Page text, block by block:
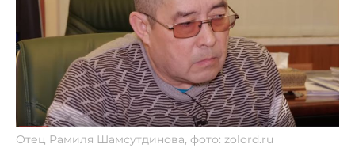
Отец Рамиля Шамсутдинова, фото: zolord.ru